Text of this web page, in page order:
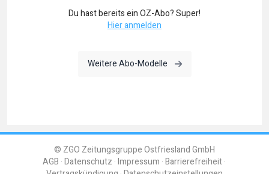
Du hast bereits ein OZ-Abo? Super!
Hier anmelden
Weitere Abo-Modelle
© ZGO Zeitungsgruppe Ostfriesland GmbH
AGB Datenschutz Impressum Barrierefreiheit